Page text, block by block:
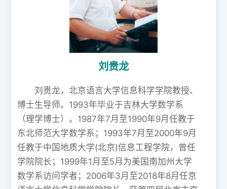
刘贵龙
刘贵龙，北京语言大学信息科学学院教授、
博士生导师。1993年毕业于吉林大学数学系
（理学博士）。1987年7月至1990年9月任教于
东北师范大学数学系；1993年7月至2000年9月
任教于中国地质大学(北京)信息工程学院，曾任
学院院长；1999年1月至5月为美国南加州大学
数学系访问学者；2006年3月至2018年8月任京